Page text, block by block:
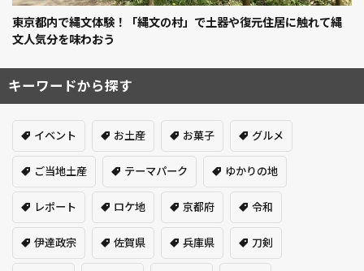
東京都内で縄文体験！「縄文の村」で土器や復元住居に触れて縄
文人気分を味わおう
キーワードから探す
イベント お土産 お菓子 グルメ
ご当地土産 テーマパーク ゆかりの地
レポート ロケ地 京都府 令和
伊達政宗 佐賀県 兵庫県 刀剣